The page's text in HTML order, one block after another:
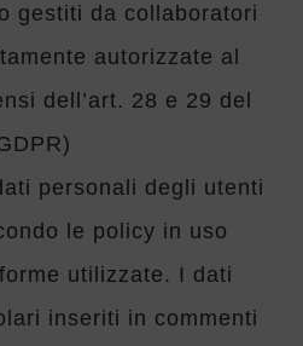
gestiti da collaboratori
autorizzate al
dell’art. 28 e 29 del
personali degli utenti
le policy in uso
utilizzate. I dati
inseriti in commenti